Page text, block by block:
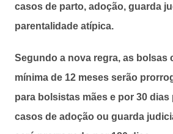
casos de parto, adoção, guarda
parentalidade atípica.
Segundo a nova regra, as bolsas
mínima de 12 meses serão
para bolsistas mães e por 30 dias
casos de adoção ou guarda